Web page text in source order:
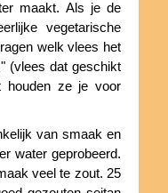
maakt. Als je de
vegetarische
welk vlees het
(vlees dat geschikt
houden ze je voor
van smaak en
water geprobeerd.
veel te zout. 25